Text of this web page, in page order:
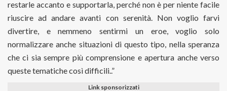
restarle accanto e supportarla, perché non è per niente facile
riuscire ad andare avanti con serenità. Non voglio farvi
divertire, e nemmeno sentirmi un eroe, voglio solo
normalizzare anche situazioni di questo tipo, nella speranza
che ci sia sempre più comprensione e apertura anche verso
queste tematiche così difficili..”